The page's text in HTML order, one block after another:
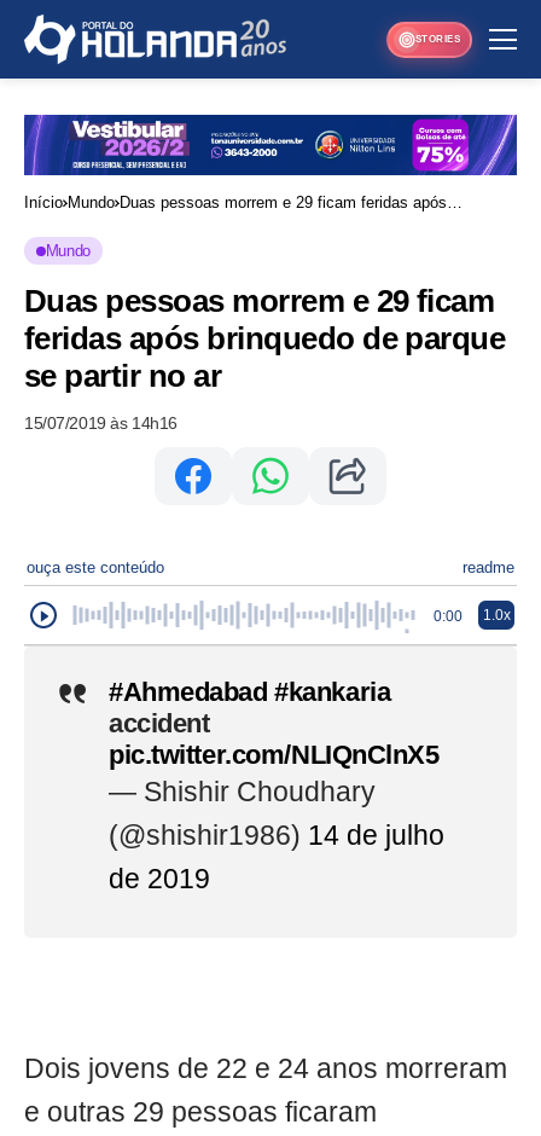
STORIES
Início Mundo Duas pessoas morrem e 29 ficam feridas após
Mundo
Duas pessoas morrem e 29 ficam
feridas após brinquedo de parque
se partir no ar
15/07/2019 às 14h16
ouça este conteúdo readme
0:00 1.0x
#Ahmedabad #kankaria
accident
pic.twitter.com/NLIQnClnX5
— Shishir Choudhary
(@shishir1986) 14 de julho
de 2019
Dois jovens de 22 e 24 anos morreram
e outras 29 pessoas ficaram